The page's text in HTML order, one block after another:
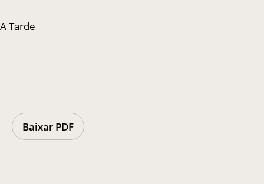
A Tarde
Baixar PDF